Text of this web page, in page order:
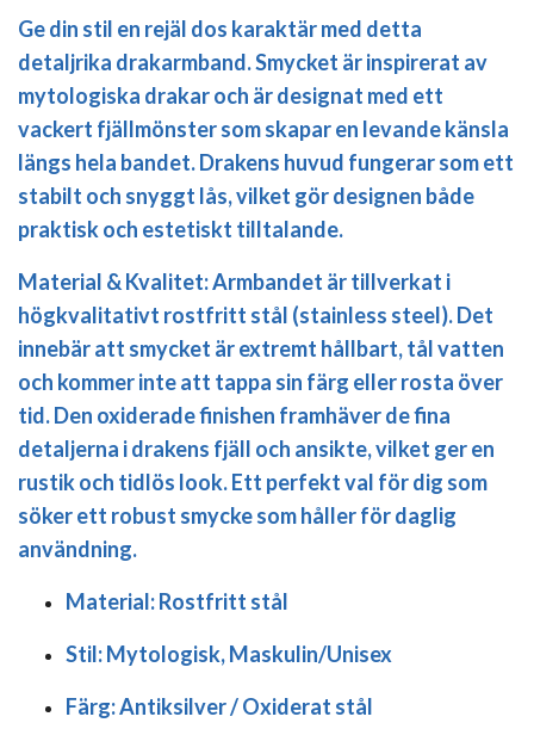
Ge din stil en rejäl dos karaktär med detta
detaljrika drakarmband. Smycket är inspirerat av
mytologiska drakar och är designat med ett
vackert fjällmönster som skapar en levande känsla
längs hela bandet. Drakens huvud fungerar som ett
stabilt och snyggt lås, vilket gör designen både
praktisk och estetiskt tilltalande.
Material & Kvalitet:Armbandet är tillverkat i
högkvalitativt rostfritt stål (stainless steel). Det
innebär att smycket är extremt hållbart, tål vatten
och kommer inte att tappa sin färg eller rosta över
tid. Den oxiderade finishen framhäver de fina
detaljerna i drakens fjäll och ansikte, vilket ger en
rustik och tidlös look. Ett perfekt val för dig som
söker ett robust smycke som håller för daglig
användning.
Material:Rostfritt stål
Stil:Mytologisk, Maskulin/Unisex
Färg:Antiksilver / Oxiderat stål